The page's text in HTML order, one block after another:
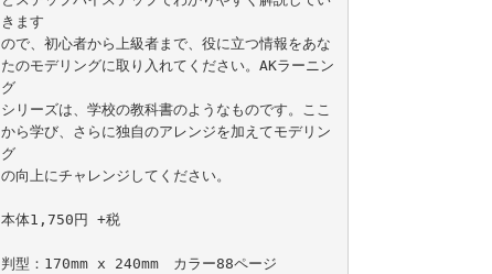
きます
ので、初心者から上級者まで、役に立つ情報をあな
たのモデリングに取り入れてください。AKラーニン
グ
シリーズは、学校の教科書のようなものです。ここ
から学び、さらに独自のアレンジを加えてモデリン
グ
の向上にチャレンジしてください。
本体1,750円 +税
判型：170mm x 240mm　カラー88ページ